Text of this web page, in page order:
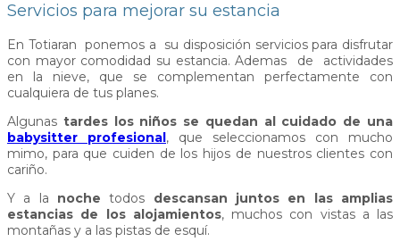
Servicios para mejorar su estancia
En Totiaran ponemos a su disposición servicios para disfrutar
con mayor comodidad su estancia. Ademas de actividades
en la nieve, que se complementan perfectamente con
cualquiera de tus planes.
Algunas tardes los niños se quedan al cuidado de una
babysitter profesional, que seleccionamos con mucho
mimo, para que cuiden de los hijos de nuestros clientes con
cariño.
Y a la noche todos descansan juntos en las amplias
estancias de los alojamientos, muchos con vistas a las
montañas y a las pistas de esquí.